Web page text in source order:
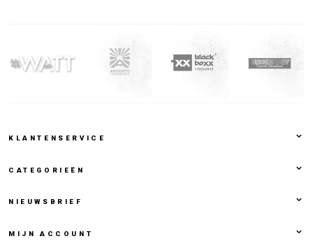
KLANTENSERVICE
CATEGORIEËN
NIEUWSBRIEF
MIJN ACCOUNT